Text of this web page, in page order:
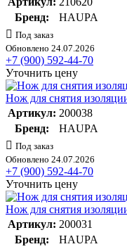
Бренд:
HAUPA
Под заказ
Обновлено 24.07.2026
+7 (900) 592-44-70
Уточнить цену
Нож для снятия
Артикул: 200038
Бренд:
HAUPA
Под заказ
Обновлено 24.07.2026
+7 (900) 592-44-70
Уточнить цену
Нож для снятия
Артикул: 200031
Бренд:
HAUPA